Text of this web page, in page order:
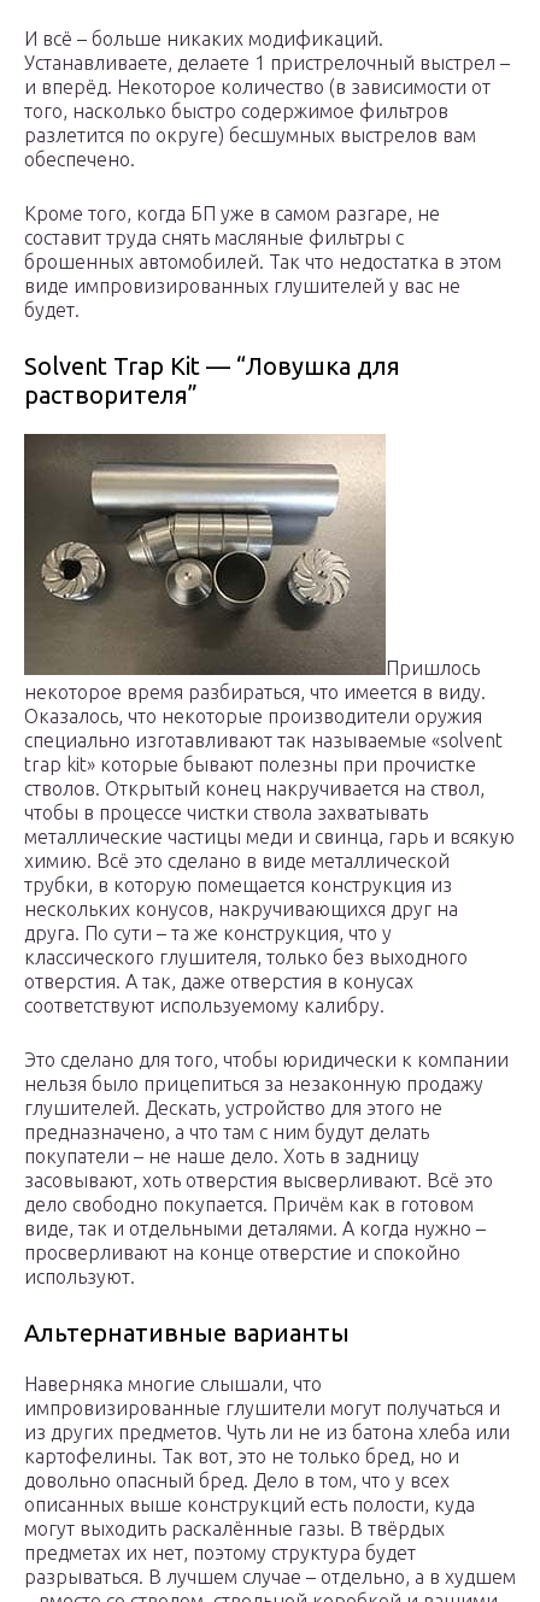
И всё – больше никаких модификаций.
Устанавливаете, делаете 1 пристрелочный выстрел –
и вперёд. Некоторое количество (в зависимости от
того, насколько быстро содержимое фильтров
разлетится по округе) бесшумных выстрелов вам
обеспечено.
Кроме того, когда БП уже в самом разгаре, не
составит труда снять масляные фильтры с
брошенных автомобилей. Так что недостатка в этом
виде импровизированных глушителей у вас не
будет.
Solvent Trap Kit — “Ловушка для
растворителя”
Пришлось
некоторое время разбираться, что имеется в виду.
Оказалось, что некоторые производители оружия
специально изготавливают так называемые «solvent
trap kit» которые бывают полезны при прочистке
стволов. Открытый конец накручивается на ствол,
чтобы в процессе чистки ствола захватывать
металлические частицы меди и свинца, гарь и всякую
химию. Всё это сделано в виде металлической
трубки, в которую помещается конструкция из
нескольких конусов, накручивающихся друг на
друга. По сути – та же конструкция, что у
классического глушителя, только без выходного
отверстия. А так, даже отверстия в конусах
соответствуют используемому калибру.
Это сделано для того, чтобы юридически к компании
нельзя было прицепиться за незаконную продажу
глушителей. Дескать, устройство для этого не
предназначено, а что там с ним будут делать
покупатели – не наше дело. Хоть в задницу
засовывают, хоть отверстия высверливают. Всё это
дело свободно покупается. Причём как в готовом
виде, так и отдельными деталями. А когда нужно –
просверливают на конце отверстие и спокойно
используют.
Альтернативные варианты
Наверняка многие слышали, что
импровизированные глушители могут получаться и
из других предметов. Чуть ли не из батона хлеба или
картофелины. Так вот, это не только бред, но и
довольно опасный бред. Дело в том, что у всех
описанных выше конструкций есть полости, куда
могут выходить раскалённые газы. В твёрдых
предметах их нет, поэтому структура будет
разрываться. В лучшем случае – отдельно, а в худшем